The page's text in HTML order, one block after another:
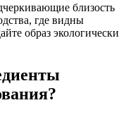
близость
где видны
образ экологически